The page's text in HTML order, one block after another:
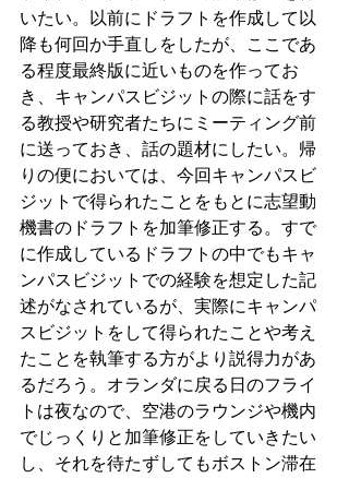
いたい。以前にドラフトを作成して以
降も何回か手直しをしたが、ここであ
る程度最終版に近いものを作ってお
き、キャンパスビジットの際に話をす
る教授や研究者たちにミーティング前
に送っておき、話の題材にしたい。帰
りの便においては、今回キャンパスビ
ジットで得られたことをもとに志望動
機書のドラフトを加筆修正する。すで
に作成しているドラフトの中でもキャ
ンパスビジットでの経験を想定した記
述がなされているが、実際にキャンパ
スビジットをして得られたことや考え
たことを執筆する方がより説得力があ
るだろう。オランダに戻る日のフライ
トは夜なので、空港のラウンジや機内
でじっくりと加筆修正をしていきたい
し、それを待たずしてもボストン滞在